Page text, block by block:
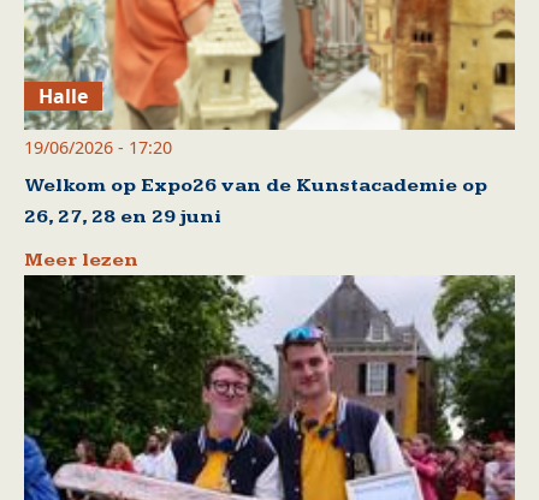
Halle
19/06/2026 - 17:20
Welkom op Expo26 van de Kunstacademie op
26, 27, 28 en 29 juni
Meer lezen